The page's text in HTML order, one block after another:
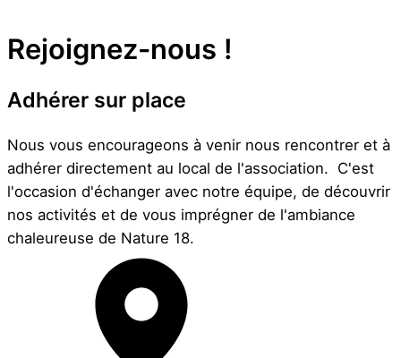
Rejoignez-nous !
Adhérer sur place
Nous vous encourageons à venir nous rencontrer et à
adhérer directement au local de l'association. C'est
l'occasion d'échanger avec notre équipe, de découvrir
nos activités et de vous imprégner de l'ambiance
chaleureuse de Nature 18.